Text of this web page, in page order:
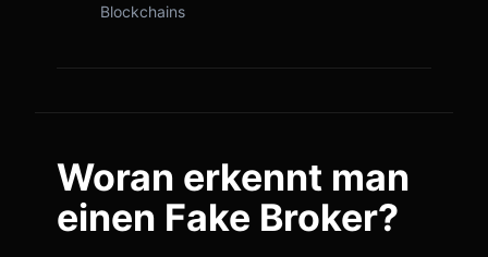
Blockchains
Woran erkennt man
einen Fake Broker?